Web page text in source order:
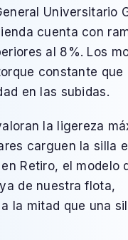
Universitario
cuenta con
al 8%. Los
constante que
en las subidas.
la ligereza
carguen la silla
Retiro, el modelo
de nuestra flota,
la mitad que una